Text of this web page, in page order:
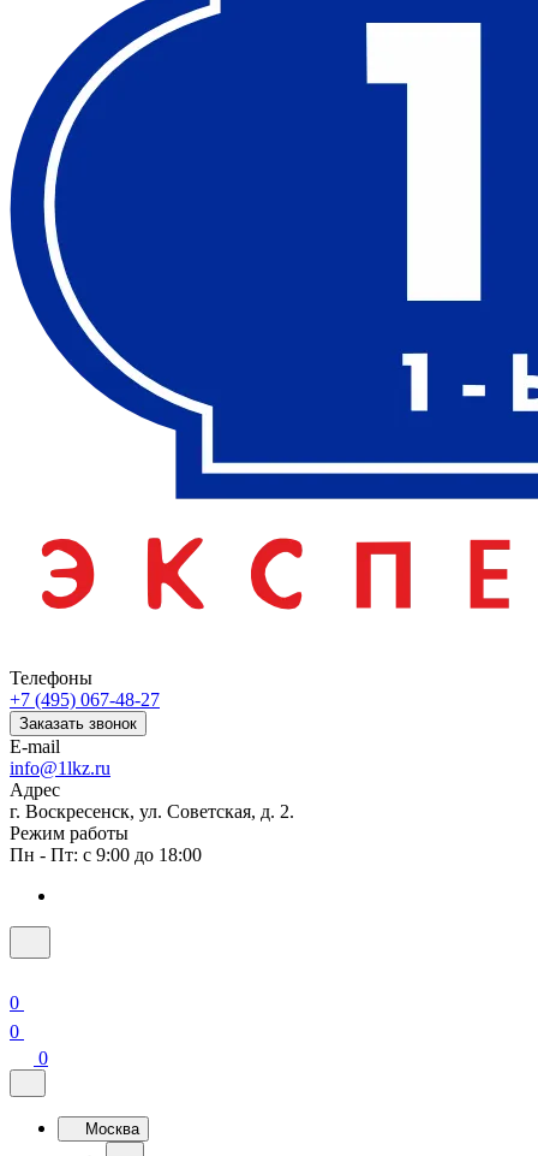
Телефоны
+7 (495) 067-48-27
Заказать звонок
E-mail
info@1lkz.ru
Адрес
г. Воскресенск, ул. Советская, д. 2.
Режим работы
Пн - Пт: с 9:00 до 18:00
0
0
0
Москва